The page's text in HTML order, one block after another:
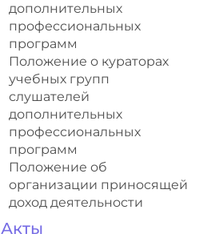
дополнительных
профессиональных
программ
Положение о кураторах
учебных групп
слушателей
дополнительных
профессиональных
программ
Положение об
организации приносящей
доход деятельности
Акты